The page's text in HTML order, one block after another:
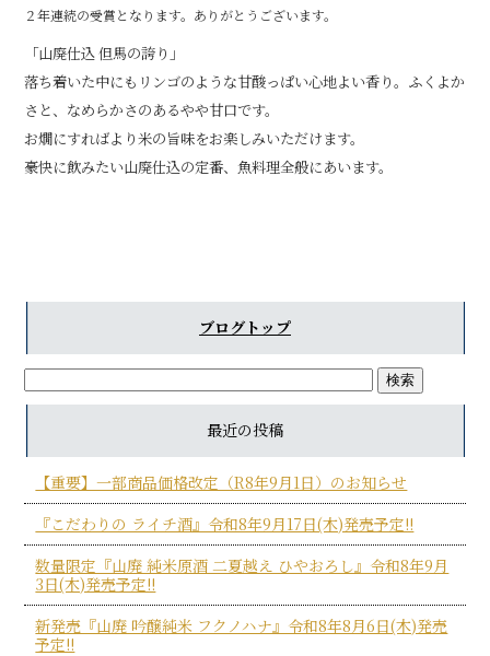
２年連続の受賞となります。ありがとうございます。
「山廃仕込 但馬の誇り」
落ち着いた中にもリンゴのような甘酸っぱい心地よい香り。ふくよか
さと、なめらかさのあるやや甘口です。
お燗にすればより米の旨味をお楽しみいただけます。
豪快に飲みたい山廃仕込の定番、魚料理全般にあいます。
ブログトップ
最近の投稿
【重要】一部商品価格改定（R8年9月1日）のお知らせ
『こだわりの ライチ酒』令和8年9月17日(木)発売予定!!
数量限定『山廃 純米原酒 二夏越え ひやおろし』令和8年9月
3日(木)発売予定!!
新発売『山廃 吟醸純米 フクノハナ』令和8年8月6日(木)発売
予定!!